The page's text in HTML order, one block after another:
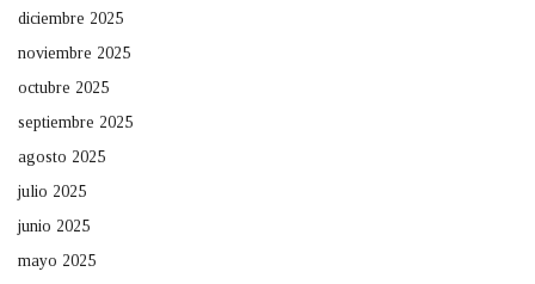
diciembre 2025
noviembre 2025
octubre 2025
septiembre 2025
agosto 2025
julio 2025
junio 2025
mayo 2025